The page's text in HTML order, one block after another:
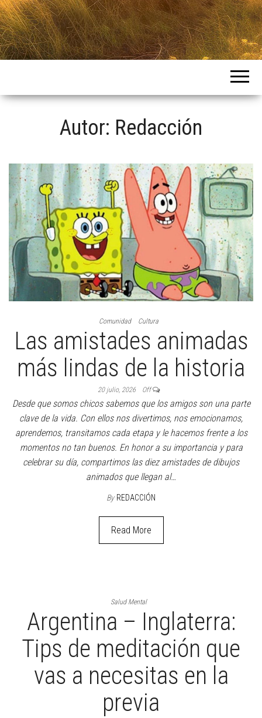
Intercountries
Autor: Redacción
Comunidad Cultura
Las amistades animadas
más lindas de la historia
20 julio, 2026 Off
Desde que somos chicos sabemos que los amigos son una parte
clave de la vida. Con ellos nos divertimos, nos emocionamos,
aprendemos, transitamos cada etapa y le hacemos frente a los
momentos no tan buenos. En honor a su importancia y para
celebrar su día, compartimos las diez amistades de dibujos
animados que llegan al…
By REDACCIÓN
Read More
Salud Mental
Argentina – Inglaterra:
Tips de meditación que
vas a necesitas en la
previa